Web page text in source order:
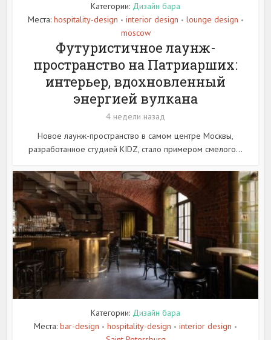
Категории: Дизайн бара
Места: hospitality-design • interior design • lounge design •
moscow
Футуристичное лаунж-
пространство на Патриарших:
интерьер, вдохновленный
энергией вулкана
4 недели назад
Новое лаунж-пространство в самом центре Москвы,
разработанное студией KIDZ, стало примером смелого...
Категории: Дизайн бара
Места: bar-design • hospitality-design • interior design •